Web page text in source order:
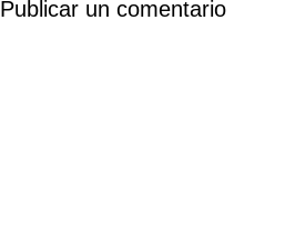
Publicar un comentario